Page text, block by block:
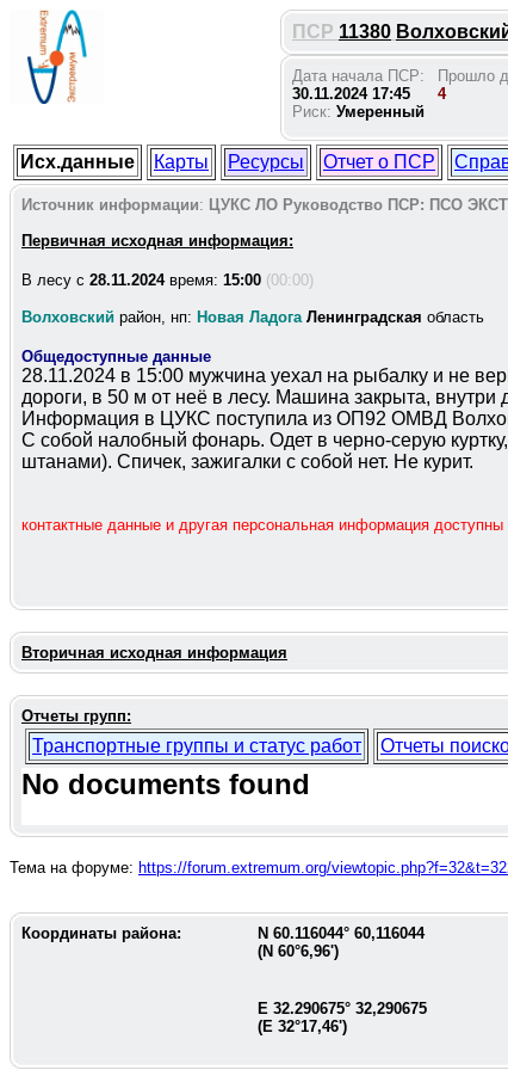
ПСР 11380
Дата начала ПСР:
30.11.2024 17:45
Риск: Умеренный
Прошло
4
Исх.данные Карты Ресурсы Отчет о ПСР
Источник информации: ЦУКС ЛО Руководство ПСР: ПСО
Первичная исходная информация:
В лесу c 28.11.2024время: 15:00 (00:00)
Волховский район, нп: Новая Ладога Ленинградская область
Общедоступные данные
28.11.2024 в 15:00 мужчина уехал на рыбалку и не
дороги, в 50 м от неё в лесу. Машина закрыта,
Информация в ЦУКС поступила из ОП92 ОМВД
С собой налобный фонарь. Одет в черно-серую
штанами). Спичек, зажигалки с собой нет. Не курит.
контактные данные и другая персональная информация
Вторичная исходная информация
Отчеты групп:
Транспортные группы и статус работ Отчеты
No documents found
Тема на форуме: https://forum.extremum.org/
Координаты района: N 60.116044° 60,116044
(N 60°6,96')
E 32.290675° 32,290675
(E 32°17,46')